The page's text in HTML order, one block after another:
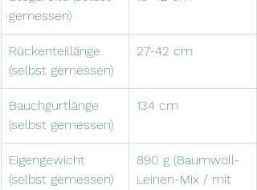
gemessen)
Rückenteillänge
(selbst gemessen)
27-42 cm
Bauchgurtlänge
(selbst gemessen)
134 cm
Eigengewicht
(selbst gemessen)
890 g (Baumwoll-
Leinen-Mix / mit